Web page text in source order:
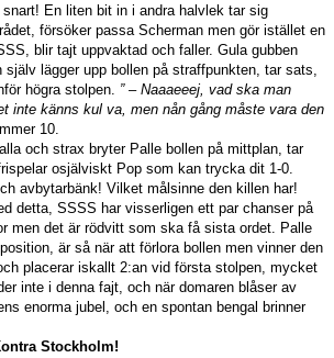
En liten bit in i andra halvlek tar sig
försöker passa Scherman men gör istället en
blir tajt uppvaktad och faller. Gula gubben
själv lägger upp bollen på straffpunkten, tar sats,
högra stolpen. ” – Naaaeeej, vad ska man
inte känns kul va, men nån gång måste vara den
10.
och strax bryter Palle bollen på mittplan, tar
osjälviskt Pop som kan trycka dit 1-0.
avbytarbänk! Vilket målsinne den killen har!
detta, SSSS har visserligen ett par chanser på
men det är rödvitt som ska få sista ordet. Palle
är så när att förlora bollen men vinner den
placerar iskallt 2:an vid första stolpen, mycket
inte i denna fajt, och när domaren blåser av
enorma jubel, och en spontan bengal brinner
Stockholm!